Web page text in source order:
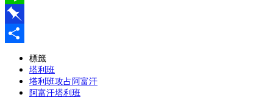
Line
Pinboard
標籤
塔利班
塔利班攻占阿富汗
阿富汗塔利班